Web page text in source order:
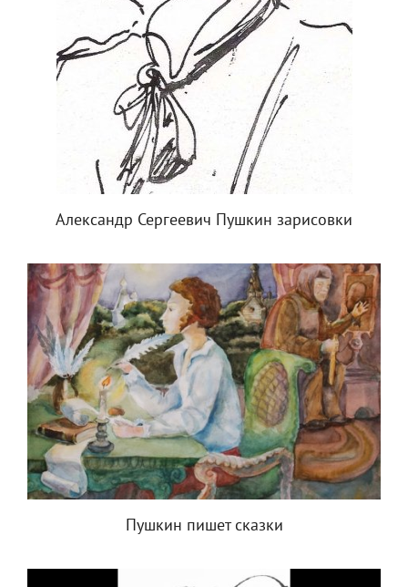
Александр Сергеевич Пушкин зарисовки
Пушкин пишет сказки